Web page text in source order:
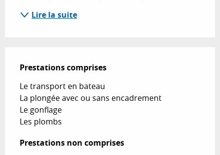
Lire la suite
Prestations comprises
Prestations comprises
Le transport en bateau
La plongée avec ou sans encadrement
Le gonflage
Les plombs
Prestations non comprises
Prestations non comprises